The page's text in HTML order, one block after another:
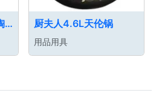
厨夫人尊享传承系列陶瓷锅具两件套(1L陶土奶锅+2.5L陶土汤锅)CFR-X02B-1 厨夫人4.6L天伦锅
用品用具